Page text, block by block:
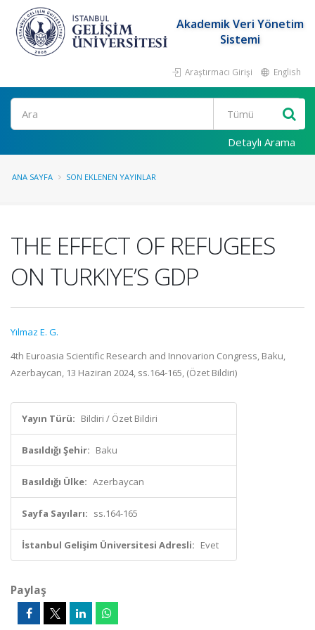
Akademik Veri Yönetim
Sistemi
Araştırmacı Girişi English
Ara
Detaylı Arama
ANA SAYFA SON EKLENEN YAYINLAR
THE EFFECT OF REFUGEES
ON TURKIYE’S GDP
Yılmaz E. G.
4th Euroasia Scientific Research and Innovarion Congress, Baku,
Azerbaycan, 13 Haziran 2024, ss.164-165, (Özet Bildiri)
Yayın Türü: Bildiri / Özet Bildiri
Basıldığı Şehir: Baku
Basıldığı Ülke: Azerbaycan
Sayfa Sayıları: ss.164-165
İstanbul Gelişim Üniversitesi Adresli: Evet
Paylaş